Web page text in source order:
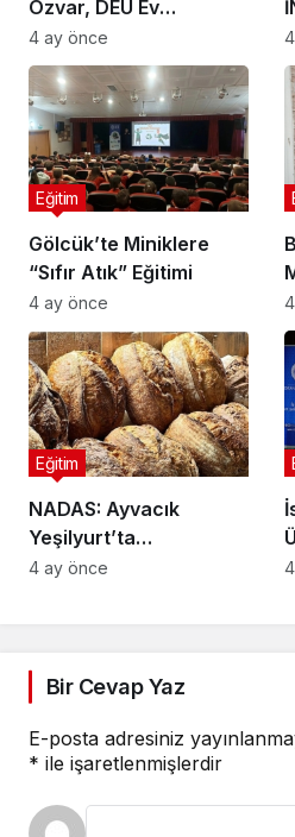
Özvar, DEÜ Ev
Sahipliğinde Ege
Bölgesi Rektörleri ile
Buluştu
4 ay önce
Gölcük’te Miniklere
“Sıfır Atık” Eğitimi
Eğitim
4 ay önce
NADAS: Ayvacık
Yeşilyurt’ta
Sürdürülebilir Turizm,
Eğitim
4 ay önce
Bir Cevap Yaz
E-posta adresiniz
* ile işaretlenmişlerdir